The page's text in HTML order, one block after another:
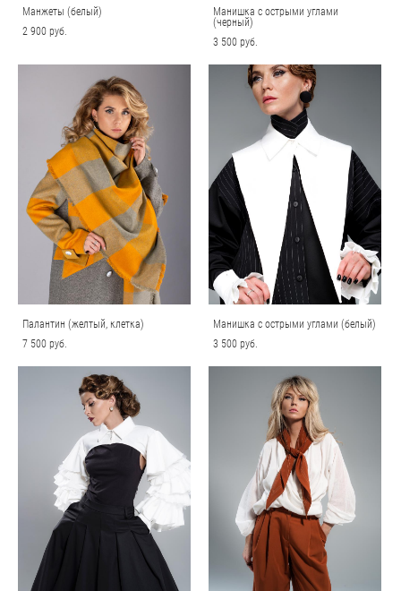
Манжеты (белый)
2 900 pуб.
Манишка с острыми углами
(черный)
3 500 pуб.
Палантин (желтый, клетка)
7 500 pуб.
Манишка с острыми углами (белый)
3 500 pуб.